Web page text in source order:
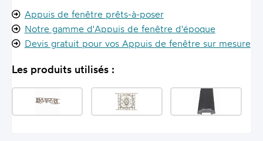
Appuis de fenêtre prêts-à-poser
Notre gamme d'Appuis de fenêtre d'époque
Devis gratuit pour vos Appuis de fenêtre sur mesure
Les produits utilisés :